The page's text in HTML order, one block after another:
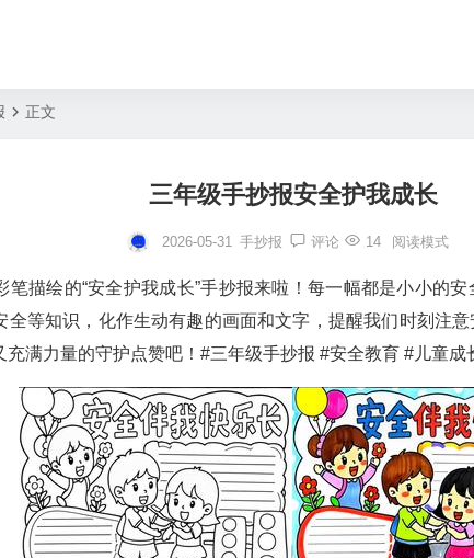
正文
三年级手抄报安全护我成长
2026-05-31 手抄报 评论 14 阅读模式
笔描绘的“安全护我成长”手抄报来啦！每一幅都是小小的
全等知识，化作生动有趣的画面和文字，提醒我们时刻注
充满力量的守护点赞吧！#三年级手抄报 #安全教育 #儿童成